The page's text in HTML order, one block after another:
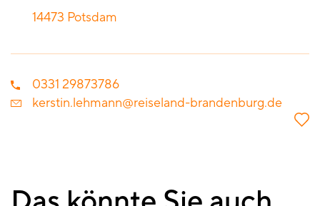
14473 Potsdam
0331 29873786
kerstin.lehmann@reiseland-brandenburg.de